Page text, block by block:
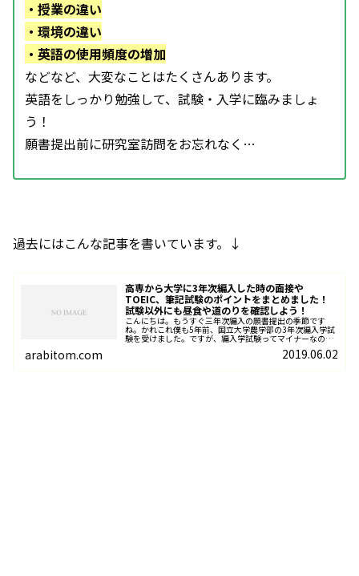
・授業の違い
・環境の違い
・英語の使用頻度の増加
などなど、大変なことはたくさんあります。
英語をしっかり勉強して、試験・入学に臨みましょ
う！
願書提出前に研究室訪問をお忘れなく…
過去にはこんな記事を書いています。↓
高専から大学に3年次編入した時の面接や
TOEIC、筆記試験のポイントをまとめました！
試験以外にも昼食や道のりを確認しよう！
こんにちは。もうすぐ三年次編入の願書提出の季節です
ね。かれこれ僕も5年前、国立大学農学部の3年次編入学試
験を受けました。ですが、編入学試験ってマイナーなの
で、あまり情報がないんですよね。今回はそんな私の経験
arabitom.com 2019.06.02